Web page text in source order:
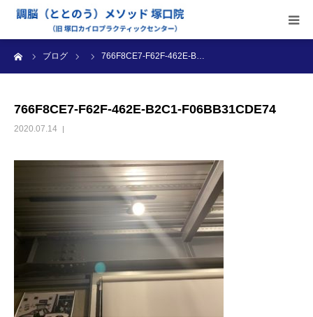
ブログ 766F8CE7-F62F-462E-B…
766F8CE7-F62F-462E-B2C1-F06BB31CDE74
2020.07.14
当院のご案内
診療カレンダー